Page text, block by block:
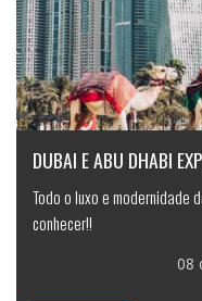
DUBAI E ABU DHABI
Todo o luxo e modernidade
conhecer!!
08